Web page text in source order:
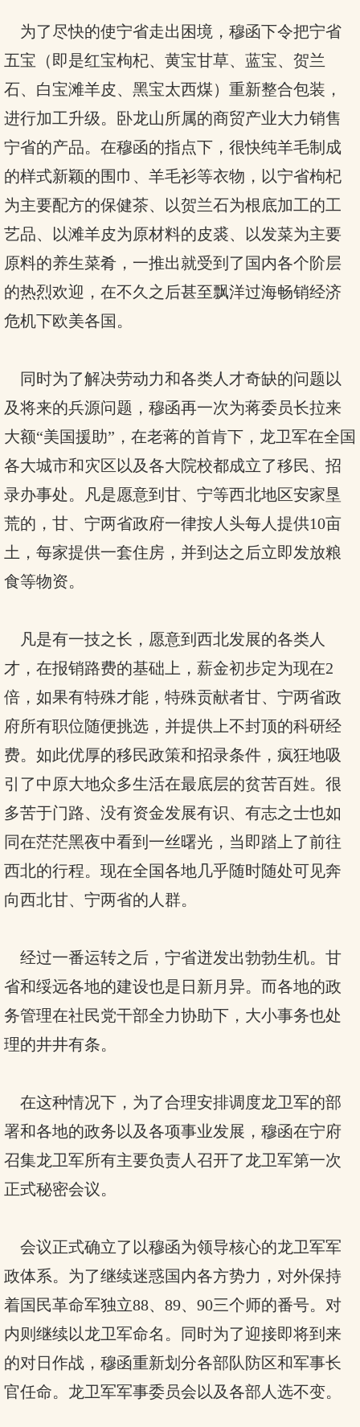
为了尽快的使宁省走出困境，穆函下令把宁省
五宝（即是红宝枸杞、黄宝甘草、蓝宝、贺兰
石、白宝滩羊皮、黑宝太西煤）重新整合包装，
进行加工升级。卧龙山所属的商贸产业大力销售
宁省的产品。在穆函的指点下，很快纯羊毛制成
的样式新颖的围巾、羊毛衫等衣物，以宁省枸杞
为主要配方的保健茶、以贺兰石为根底加工的工
艺品、以滩羊皮为原材料的皮裘、以发菜为主要
原料的养生菜肴，一推出就受到了国内各个阶层
的热烈欢迎，在不久之后甚至飘洋过海畅销经济
危机下欧美各国。
同时为了解决劳动力和各类人才奇缺的问题以
及将来的兵源问题，穆函再一次为蒋委员长拉来
大额“美国援助”，在老蒋的首肯下，龙卫军在全国
各大城市和灾区以及各大院校都成立了移民、招
录办事处。凡是愿意到甘、宁等西北地区安家垦
荒的，甘、宁两省政府一律按人头每人提供10亩
土，每家提供一套住房，并到达之后立即发放粮
食等物资。
凡是有一技之长，愿意到西北发展的各类人
才，在报销路费的基础上，薪金初步定为现在2
倍，如果有特殊才能，特殊贡献者甘、宁两省政
府所有职位随便挑选，并提供上不封顶的科研经
费。如此优厚的移民政策和招录条件，疯狂地吸
引了中原大地众多生活在最底层的贫苦百姓。很
多苦于门路、没有资金发展有识、有志之士也如
同在茫茫黑夜中看到一丝曙光，当即踏上了前往
西北的行程。现在全国各地几乎随时随处可见奔
向西北甘、宁两省的人群。
经过一番运转之后，宁省迸发出勃勃生机。甘
省和绥远各地的建设也是日新月异。而各地的政
务管理在社民党干部全力协助下，大小事务也处
理的井井有条。
在这种情况下，为了合理安排调度龙卫军的部
署和各地的政务以及各项事业发展，穆函在宁府
召集龙卫军所有主要负责人召开了龙卫军第一次
正式秘密会议。
会议正式确立了以穆函为领导核心的龙卫军军
政体系。为了继续迷惑国内各方势力，对外保持
着国民革命军独立88、89、90三个师的番号。对
内则继续以龙卫军命名。同时为了迎接即将到来
的对日作战，穆函重新划分各部队防区和军事长
官任命。龙卫军军事委员会以及各部人选不变。